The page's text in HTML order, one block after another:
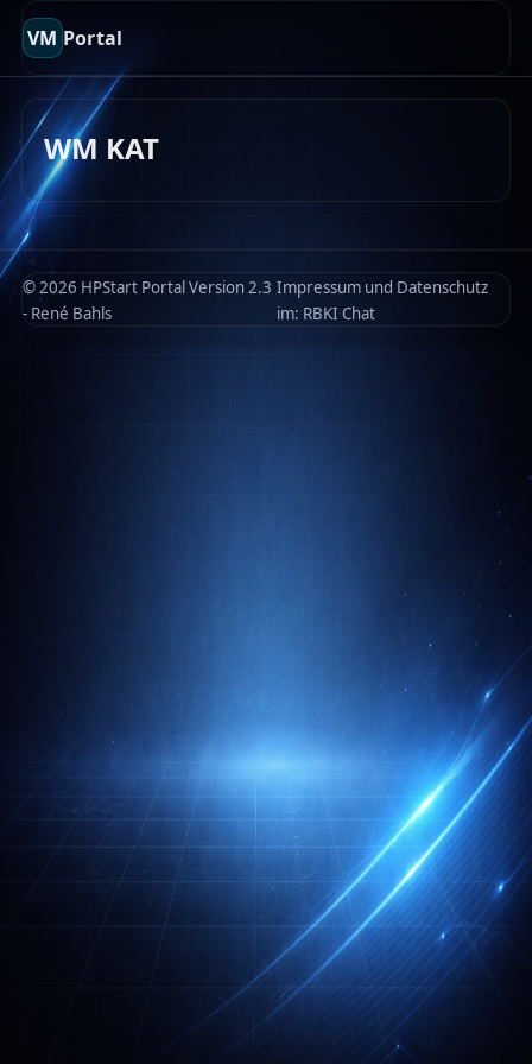
VM Portal
WM KAT
© 2026 HPStart Portal Version 2.3
- René Bahls
Impressum und Datenschutz
im: RBKI Chat